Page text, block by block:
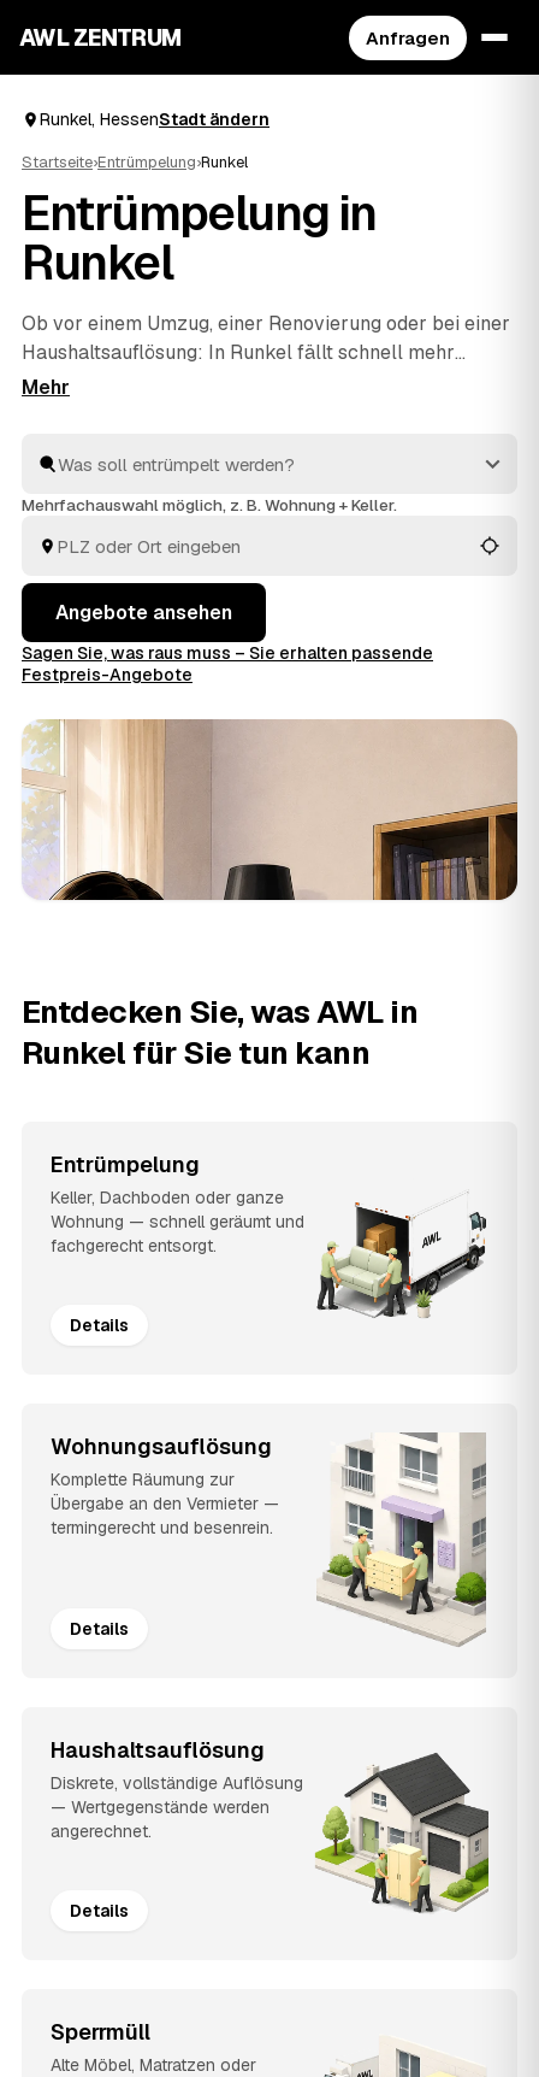
AWL ZENTRUM Anfragen
Runkel, HessenStadt ändern
Startseite›Entrümpelung›Runkel
Entrümpelung in
Runkel
Ob vor einem Umzug, einer Renovierung oder bei einer
Haushaltsauflösung: In Runkel fällt schnell mehr
Hausrat an, als man allein wegbekommt. Über AWL
Angebote von geprüften Betrieben rund um Runkel bis
Limburg a.d. LahnundWeilburg. So finden Sie ohne
Preise im Voraus raten.
Mehrfachauswahl möglich, z. B. Wohnung + Keller.
Angebote ansehen
Sagen Sie, was raus muss – Sie erhalten passende
Festpreis-Angebote
Entdecken Sie, was AWL in
Runkel für Sie tun kann
Entrümpelung
Keller, Dachboden oder ganze
Wohnung — schnell geräumt und
fachgerecht entsorgt.
Details
Wohnungsauflösung
Komplette Räumung zur
Übergabe an den Vermieter —
termingerecht und besenrein.
Details
Haushaltsauflösung
Diskrete, vollständige Auflösung
— Wertgegenstände werden
angerechnet.
Details
Sperrmüll
Alte Möbel, Matratzen oder